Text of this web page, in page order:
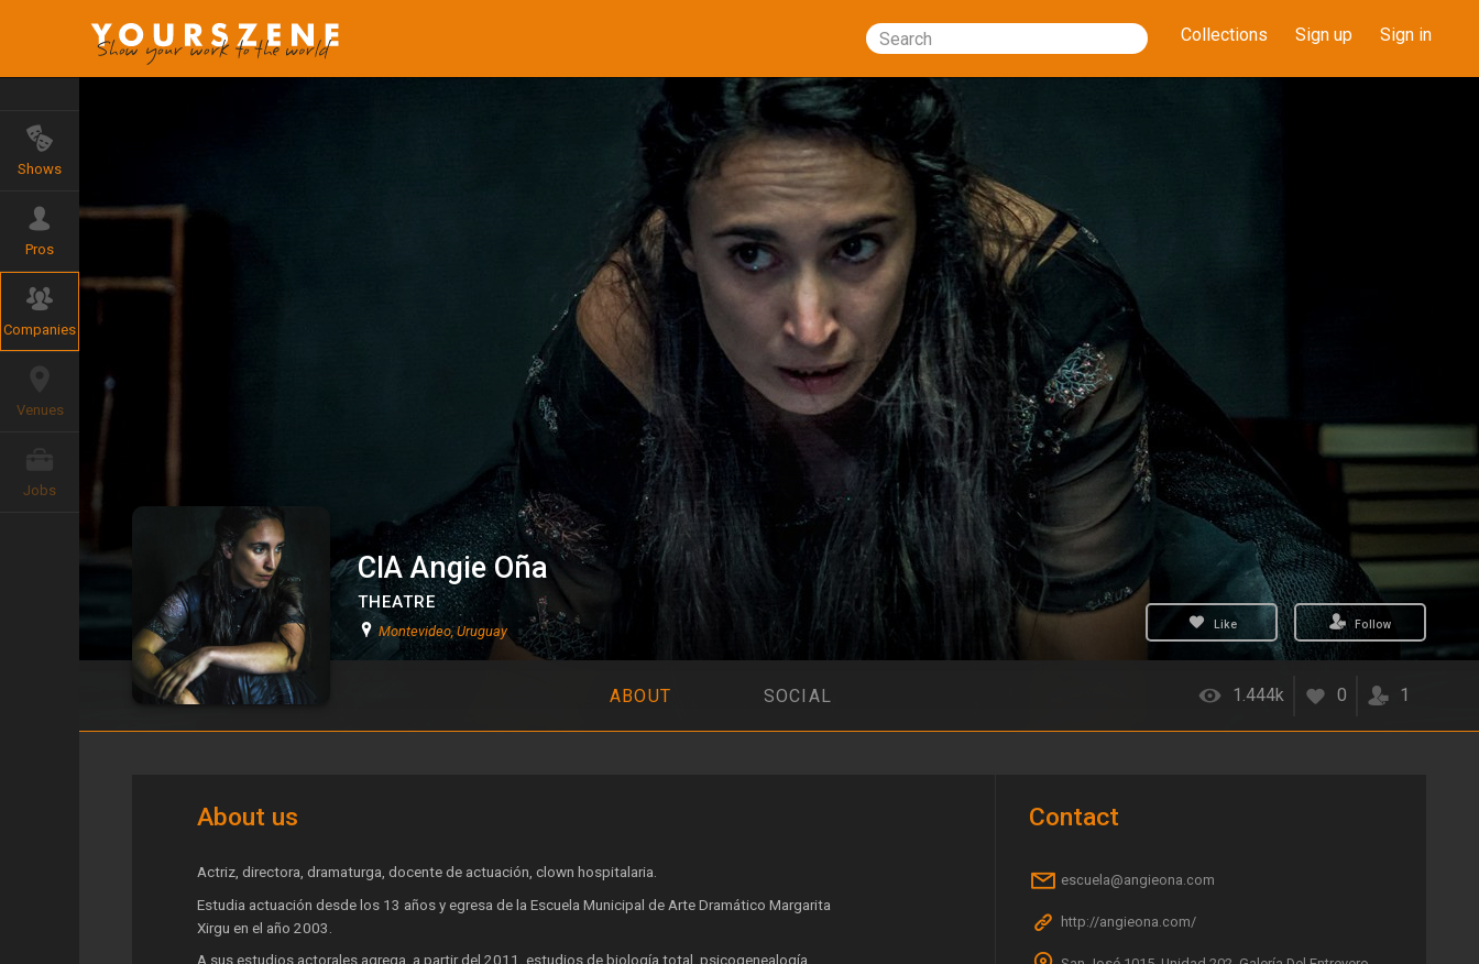
Search Collections Sign up Sign in
Shows
Pros
Companies
Venues
Jobs
CIA Angie Oña
THEATRE
Montevideo, Uruguay Like Follow
ABOUT SOCIAL 1.444k 0 1
About us
Actriz, directora, dramaturga, docente de actuación, clown hospitalaria.
Estudia actuación desde los 13 años y egresa de la Escuela Municipal de Arte Dramático Margarita
Xirgu en el año 2003.
A sus estudios actorales agrega, a partir del 2011, estudios de biología total, psicogenealogía,
Contact
escuela@angieona.com
http://angieona.com/